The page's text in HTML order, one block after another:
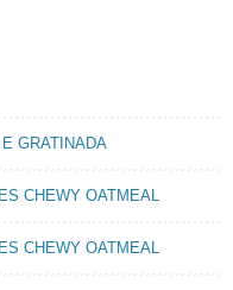
GRATINADA
CHEWY OATMEAL
CHEWY OATMEAL